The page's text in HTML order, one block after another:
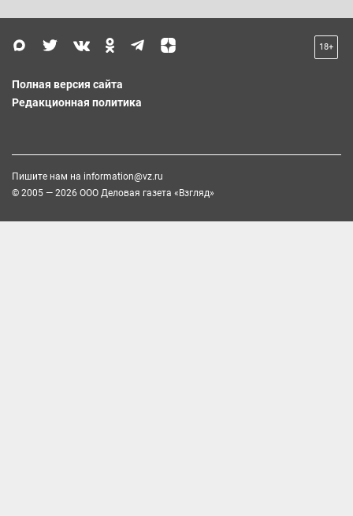
18+
Полная версия сайта
Редакционная политика
Пишите нам на information@vz.ru
© 2005 — 2026 ООО Деловая газета «Взгляд»